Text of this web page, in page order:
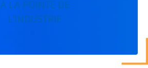
À LA POINTE DE
L'INDUSTRIE